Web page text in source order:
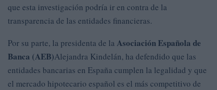
que esta investigación podría ir en contra de la
transparencia de las entidades financieras.
Por su parte, la presidenta de la Asociación Española de
Banca (AEB)Alejandra Kindelán, ha defendido que las
entidades bancarias en España cumplen la legalidad y que
el mercado hipotecario español es el más competitivo de